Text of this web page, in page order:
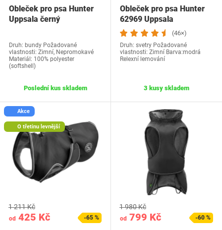
Obleček pro psa Hunter
Uppsala černý
Druh: bundy Požadované
vlastnosti: Zimní, Nepromokavé
Materiál: 100% polyester
(softshell)
Poslední kus skladem
Obleček pro psa Hunter
62969 Uppsala
(46×)
Druh: svetry Požadované
vlastnosti: Zimní Barva:modrá
Relexní lemování
3 kusy skladem
Akce
O třetinu levnější
od 425 Kč
1 211 Kč
-65 % od 799 Kč
1 980 Kč
-60 %